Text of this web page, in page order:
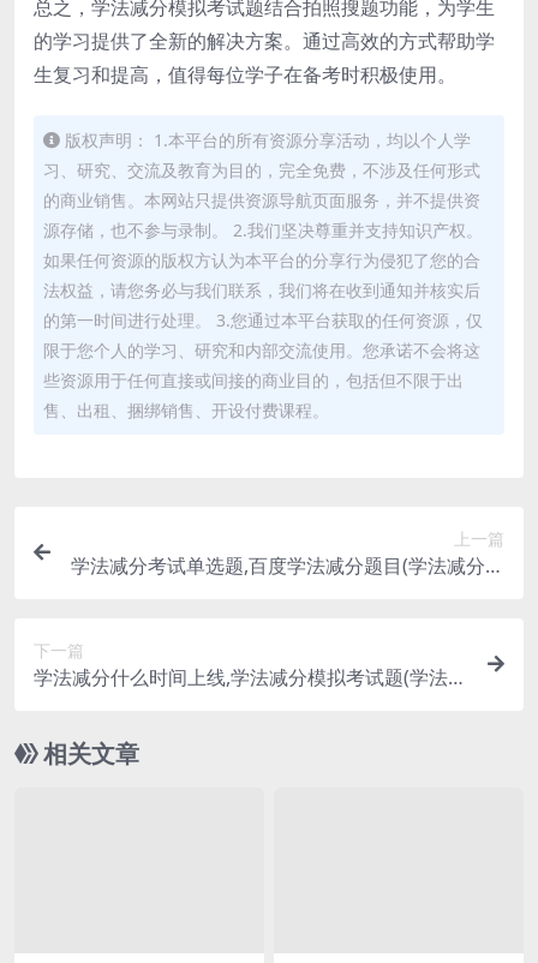
总之，学法减分模拟考试题结合拍照搜题功能，为学生
的学习提供了全新的解决方案。通过高效的方式帮助学
生复习和提高，值得每位学子在备考时积极使用。
版权声明： 1.本平台的所有资源分享活动，均以个人学
习、研究、交流及教育为目的，完全免费，不涉及任何形式
的商业销售。本网站只提供资源导航页面服务，并不提供资
源存储，也不参与录制。 2.我们坚决尊重并支持知识产权。
如果任何资源的版权方认为本平台的分享行为侵犯了您的合
法权益，请您务必与我们联系，我们将在收到通知并核实后
的第一时间进行处理。 3.您通过本平台获取的任何资源，仅
限于您个人的学习、研究和内部交流使用。您承诺不会将这
些资源用于任何直接或间接的商业目的，包括但不限于出
售、出租、捆绑销售、开设付费课程。
上一篇
学法减分考试单选题,百度学法减分题目(学法减分考
下一篇
学法减分什么时间上线,学法减分模拟考试题(学法减
相关文章